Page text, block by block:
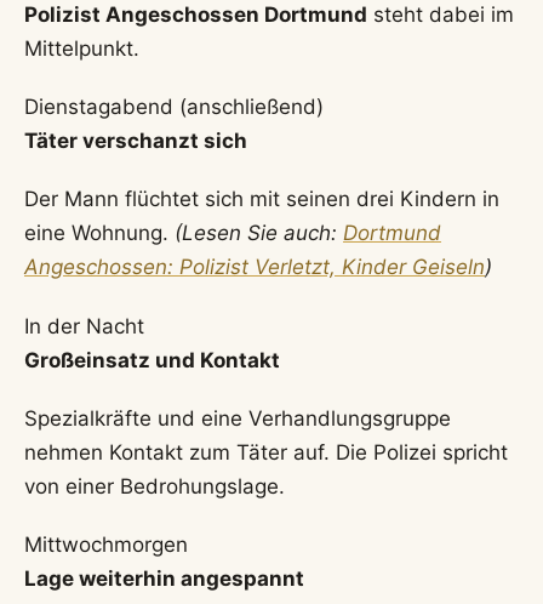
Polizist Angeschossen Dortmund steht dabei im
Mittelpunkt.
Dienstagabend (anschließend)
Täter verschanzt sich
Der Mann flüchtet sich mit seinen drei Kindern in
eine Wohnung. (Lesen Sie auch: Dortmund
Angeschossen: Polizist Verletzt, Kinder Geiseln)
In der Nacht
Großeinsatz und Kontakt
Spezialkräfte und eine Verhandlungsgruppe
nehmen Kontakt zum Täter auf. Die Polizei spricht
von einer Bedrohungslage.
Mittwochmorgen
Lage weiterhin angespannt